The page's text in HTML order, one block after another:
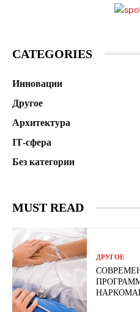
CATEGORIES
Инновации
Другое
Архитектура
ІТ-сфера
Без категории
MUST READ
ДРУГОЕ